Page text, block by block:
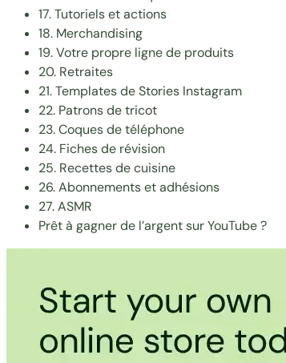
17. Tutoriels et actions
18. Merchandising
19. Votre propre ligne de produits
20. Retraites
21. Templates de Stories Instagram
22. Patrons de tricot
23. Coques de téléphone
24. Fiches de révision
25. Recettes de cuisine
26. Abonnements et adhésions
27. ASMR
Prêt à gagner de l’argent sur YouTube ?